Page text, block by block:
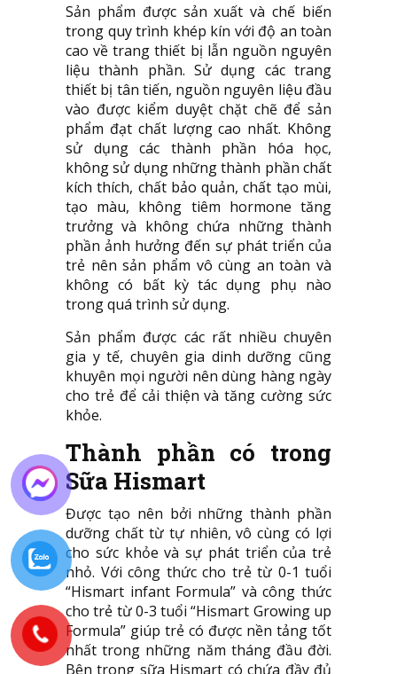
Sản phẩm được sản xuất và chế biến
trong quy trình khép kín với độ an toàn
cao về trang thiết bị lẫn nguồn nguyên
liệu thành phần. Sử dụng các trang
thiết bị tân tiến, nguồn nguyên liệu đầu
vào được kiểm duyệt chặt chẽ để sản
phẩm đạt chất lượng cao nhất. Không
sử dụng các thành phần hóa học,
không sử dụng những thành phần chất
kích thích, chất bảo quản, chất tạo mùi,
tạo màu, không tiêm hormone tăng
trưởng và không chứa những thành
phần ảnh hưởng đến sự phát triển của
trẻ nên sản phẩm vô cùng an toàn và
không có bất kỳ tác dụng phụ nào
trong quá trình sử dụng.
Sản phẩm được các rất nhiều chuyên
gia y tế, chuyên gia dinh dưỡng cũng
khuyên mọi người nên dùng hàng ngày
cho trẻ để cải thiện và tăng cường sức
khỏe.
Thành phần có trong
Sữa Hismart
Được tạo nên bởi những thành phần
dưỡng chất từ tự nhiên, vô cùng có lợi
cho sức khỏe và sự phát triển của trẻ
nhỏ. Với công thức cho trẻ từ 0-1 tuổi
“Hismart infant Formula” và công thức
cho trẻ từ 0-3 tuổi “Hismart Growing up
Formula” giúp trẻ có được nền tảng tốt
nhất trong những năm tháng đầu đời.
Bên trong sữa Hismart có chứa đầy đủ